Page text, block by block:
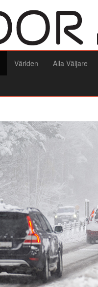
Världen Alla Väljare